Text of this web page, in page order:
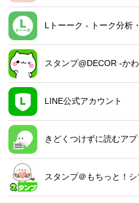
Lトーーク - トーク分析
スタンプ@DECOR -か
LINE公式アカウント
きどくつけずに読むア
スタンプ＠もちっと！シ